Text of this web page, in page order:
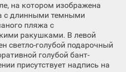
на котором изображена
с длинными темными
пляжа с
ракушками. В левой
светло-голубой подарочный
голубой бант-
присутствует надпись на